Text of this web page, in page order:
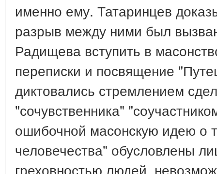
именно ему. Татаринцев
разрыв между ними был
Радищева вступить в
переписки и посвящение
диктовались стремлением
"сочувственника"
ошибочной масонскую идею о
человечества" обусловлены
греховностью людей,